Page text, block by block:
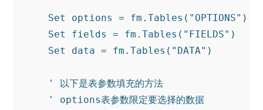
Set options = fm.Tables( "OPTIONS" )
Set
fields = fm.Tables( "FIELDS" )
Set
data = fm.Tables( "DATA" )
' 以下是表参数填充的方法
' options表参数限定要选择的数据